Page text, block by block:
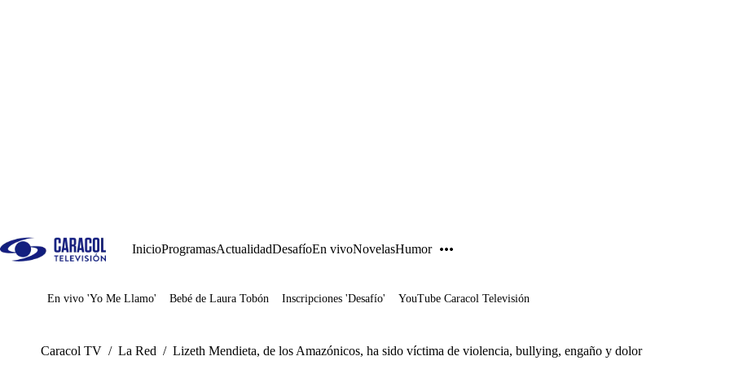
InicioProgramasActualidadDesafíoEn vivoNovelasHumor
Juegos
En vivo 'Yo Me Llamo' Bebé de Laura Tobón Inscripciones 'Desafío' YouTube Caracol Televisión
Caracol TV / La Red / Lizeth Mendieta, de los Amazónicos, ha sido víctima de violencia, bullying, engaño y dolor